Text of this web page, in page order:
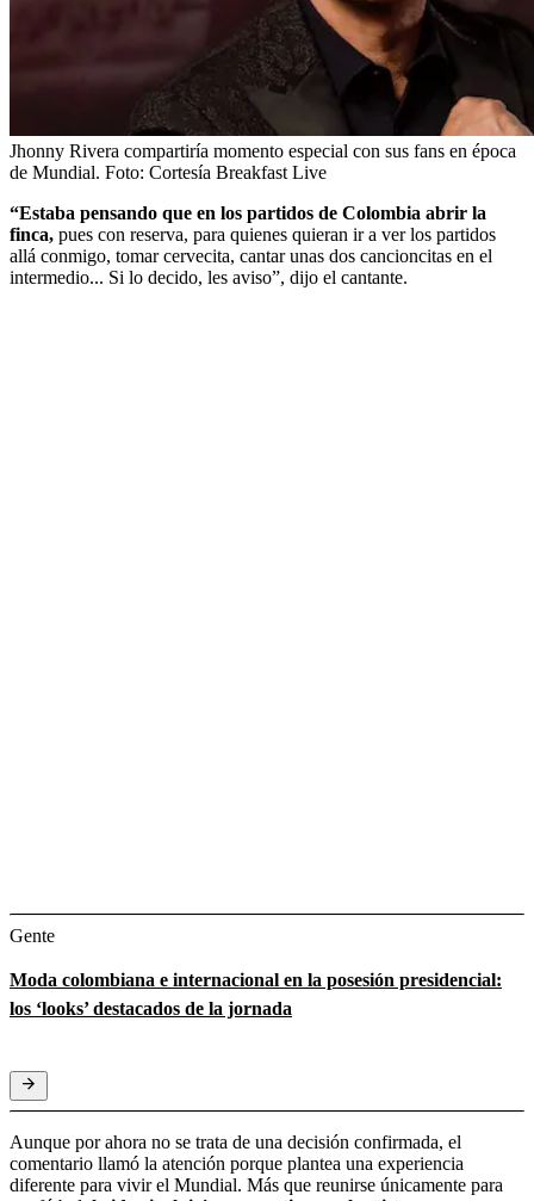
Jhonny Rivera compartiría momento especial con sus fans en época
de Mundial. Foto: Cortesía Breakfast Live
“Estaba pensando que en los partidos de Colombia abrir la
finca, pues con reserva, para quienes quieran ir a ver los partidos
allá conmigo, tomar cervecita, cantar unas dos cancioncitas en el
intermedio... Si lo decido, les aviso”, dijo el cantante.
Gente
Moda colombiana e internacional en la posesión presidencial:
los ‘looks’ destacados de la jornada
Aunque por ahora no se trata de una decisión confirmada, el
comentario llamó la atención porque plantea una experiencia
diferente para vivir el Mundial. Más que reunirse únicamente para